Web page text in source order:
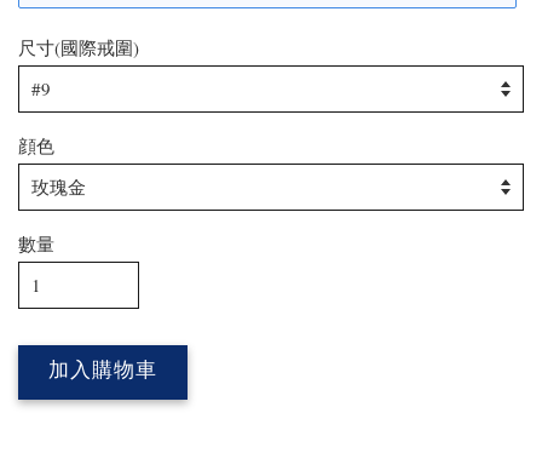
尺寸(國際戒圍)
顔色
數量
加入購物車